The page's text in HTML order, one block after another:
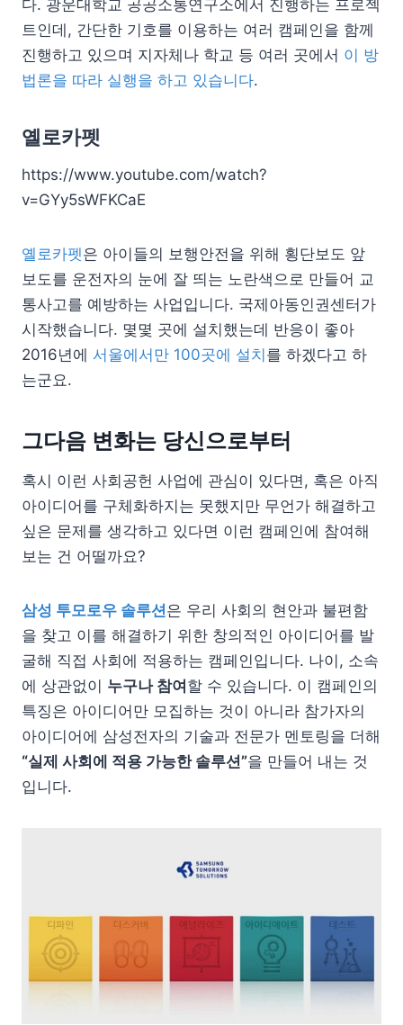
다. 광운대학교 공공소통연구소에서 진행하는 프로젝
트인데, 간단한 기호를 이용하는 여러 캠페인을 함께
진행하고 있으며 지자체나 학교 등 여러 곳에서 이 방
법론을 따라 실행을 하고 있습니다.
옐로카펫
https://www.youtube.com/watch?
v=GYy5sWFKCaE
옐로카펫은 아이들의 보행안전을 위해 횡단보도 앞
보도를 운전자의 눈에 잘 띄는 노란색으로 만들어 교
통사고를 예방하는 사업입니다. 국제아동인권센터가
시작했습니다. 몇몇 곳에 설치했는데 반응이 좋아
2016년에 서울에서만 100곳에 설치 를 하겠다고 하
는군요.
그다음 변화는 당신으로부터
혹시 이런 사회공헌 사업에 관심이 있다면, 혹은 아직
아이디어를 구체화하지는 못했지만 무언가 해결하고
싶은 문제를 생각하고 있다면 이런 캠페인에 참여해
보는 건 어떨까요?
삼성 투모로우 솔루션은 우리 사회의 현안과 불편함
을 찾고 이를 해결하기 위한 창의적인 아이디어를 발
굴해 직접 사회에 적용하는 캠페인입니다. 나이, 소속
에 상관없이 누구나 참여 할 수 있습니다. 이 캠페인의
특징은 아이디어만 모집하는 것이 아니라 참가자의
아이디어에 삼성전자의 기술과 전문가 멘토링을 더해
“실제 사회에 적용 가능한 솔루션”을 만들어 내는 것
입니다.